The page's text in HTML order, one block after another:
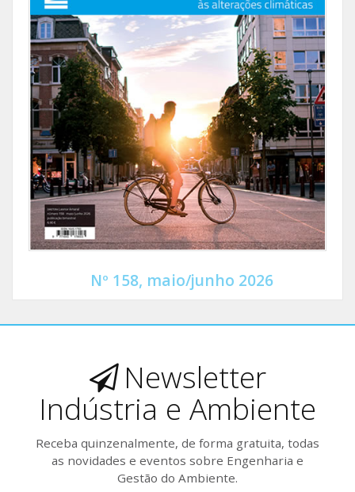
Nº 158, maio/junho 2026
Newsletter
Indústria e Ambiente
Receba quinzenalmente, de forma gratuita, todas
as novidades e eventos sobre Engenharia e
Gestão do Ambiente.